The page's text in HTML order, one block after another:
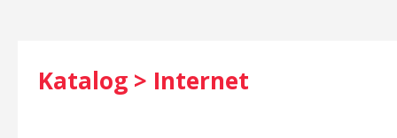
Katalog > Internet